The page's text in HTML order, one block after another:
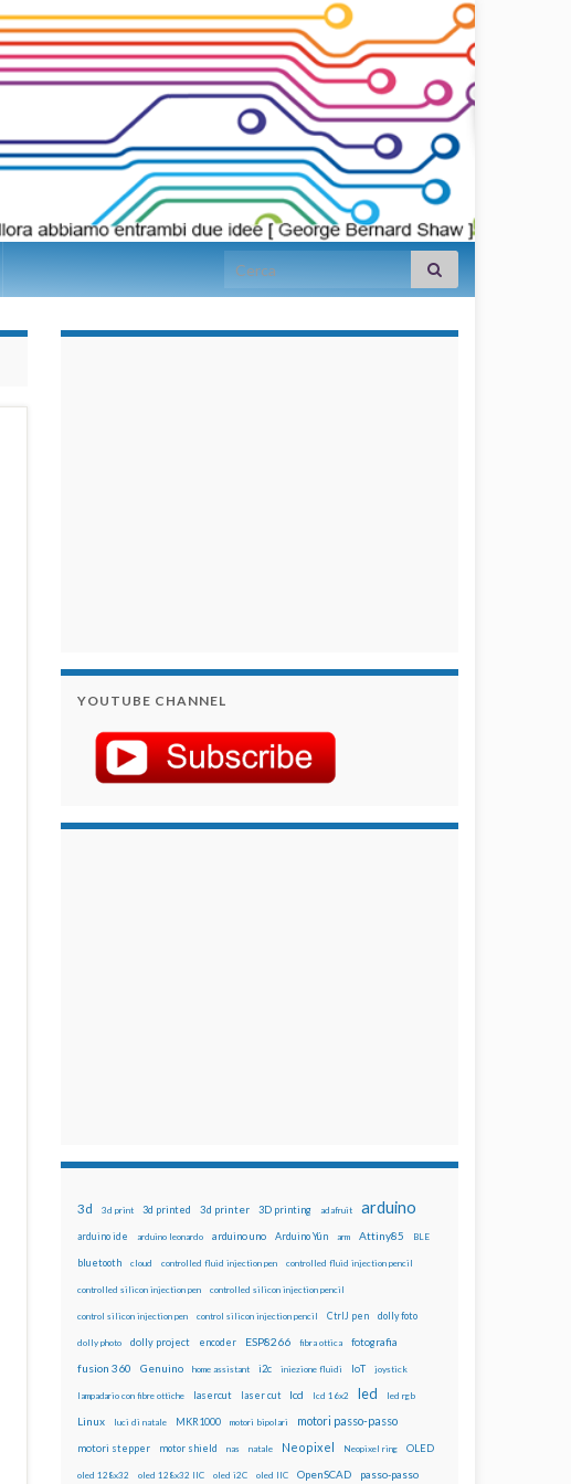
Search for:
YOUTUBE CHANNEL
3d 3d print 3d printed 3d printer 3D printing adafruit arduino
arduino ide arduino leonardo arduino uno Arduino Yún arm Attiny85 BLE
bluetooth cloud controlled fluid injection pen controlled fluid injection pencil
controlled silicon injection pen controlled silicon injection pencil
control silicon injection pen control silicon injection pencil CtrlJ pen dolly foto
dolly photo dolly project encoder ESP8266 fibra ottica fotografia
fusion 360 Genuino home assistant i2c iniezione fluidi IoT joystick
lampadario con fibre ottiche lasercut laser cut lcd lcd 16x2 led led rgb
Linux luci di natale MKR1000 motori bipolari motori passo-passo
motori stepper motor shield nas natale Neopixel Neopixel ring OLED
oled 128x32 oled 128x32 IIC oled i2C oled IIC OpenSCAD passo-passo